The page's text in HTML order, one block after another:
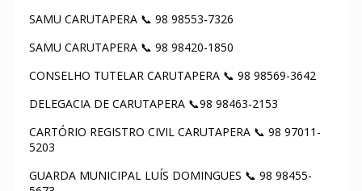
SAMU CARUTAPERA 📞 98 98553-7326
SAMU CARUTAPERA 📞 98 98420-1850
CONSELHO TUTELAR CARUTAPERA 📞 98 98569-3642
DELEGACIA DE CARUTAPERA 📞98 98463-2153
CARTÓRIO REGISTRO CIVIL CARUTAPERA 📞 98 97011-
5203
GUARDA MUNICIPAL LUÍS DOMINGUES 📞 98 98455-